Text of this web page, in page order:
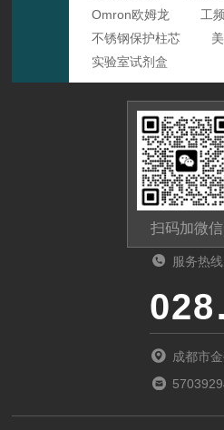
Omron欧姆龙
工
不锈钢保护柱芯
实验室试剂盒
扫码加微信
服务热线
成都市
金府路